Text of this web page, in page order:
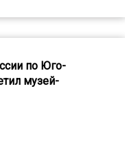
по Юго-
музей-